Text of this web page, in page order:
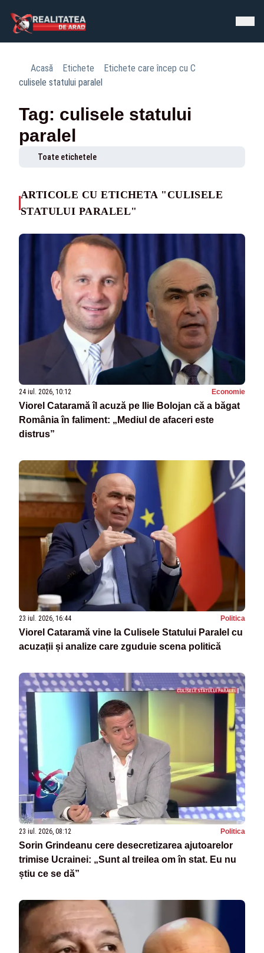
Acasă Etichete
Etichete care încep cu C
culisele statului paralel
Tag: culisele statului
paralel
Toate etichetele
ARTICOLE CU ETICHETA "CULISELE
STATULUI PARALEL"
24 iul. 2026, 10:12 Economie
Viorel Cataramă îl acuză pe Ilie Bolojan că a băgat
România în faliment: „Mediul de afaceri este
distrus”
23 iul. 2026, 16:44 Politica
Viorel Cataramă vine la Culisele Statului Paralel cu
acuzații și analize care zguduie scena politică
23 iul. 2026, 08:12 Politica
Sorin Grindeanu cere desecretizarea ajutoarelor
trimise Ucrainei: „Sunt al treilea om în stat. Eu nu
știu ce se dă”